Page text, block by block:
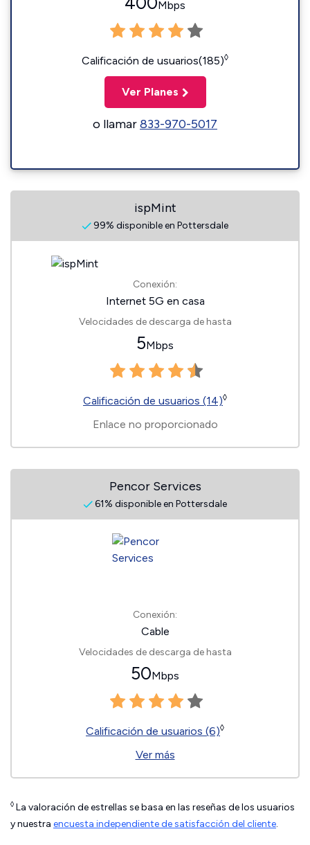
Mbps
Calificación de usuarios(185)◊
Ver Planes
o llamar833-970-5017
ispMint
99% disponible en Pottersdale
Conexión:
Internet 5G en casa
Velocidades de descarga de hasta
5Mbps
Calificación de usuarios (14)◊
Enlace no proporcionado
Pencor Services
61% disponible en Pottersdale
Conexión:
Cable
Velocidades de descarga de hasta
50Mbps
Calificación de usuarios (6)◊
Ver más
◊ La valoración de estrellas se basa en las reseñas de los usuarios
y nuestra encuesta independiente de satisfacción del cliente.